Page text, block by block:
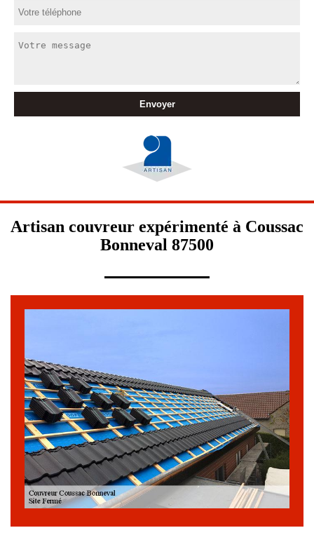
Artisan couvreur expérimenté à Coussac
Bonneval 87500